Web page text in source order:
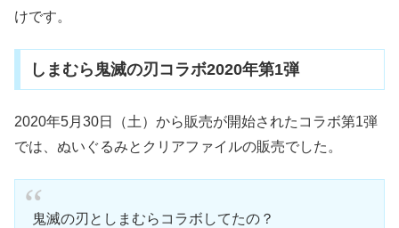
けです。
しまむら鬼滅の刃コラボ2020年第1弾
2020年5月30日（土）から販売が開始されたコラボ第1弾
では、ぬいぐるみとクリアファイルの販売でした。
鬼滅の刃としまむらコラボしてたの？